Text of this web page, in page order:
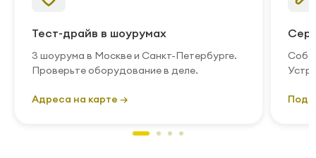
Тест-драйв в шоурумах
3 шоурума в Москве и Санкт-Петербурге.
Проверьте оборудование в деле.
Адреса на карте →